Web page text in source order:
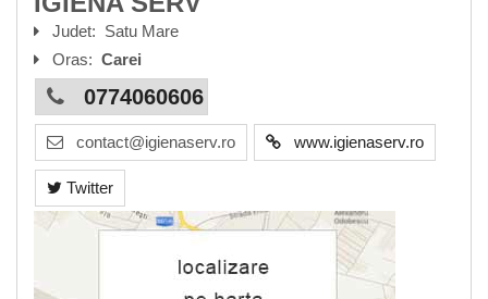
Judet: Satu Mare
Oras: Carei
0774060606
contact@igienaserv.ro www.igienaserv.ro
Twitter